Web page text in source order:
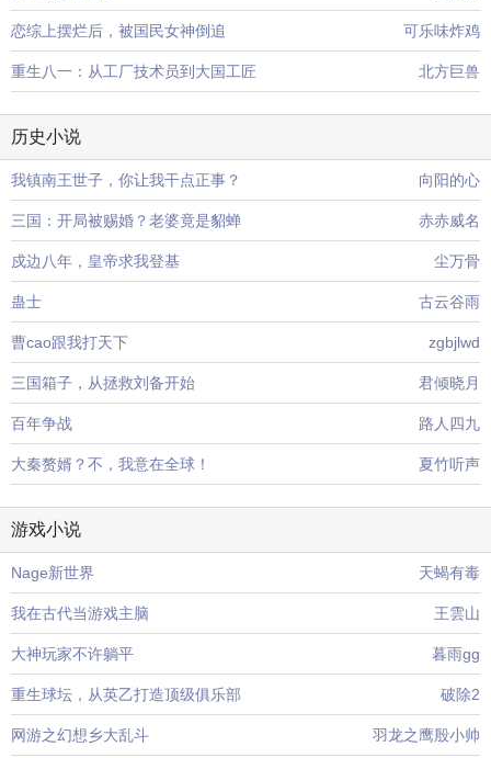
恋综上摆烂后，被国民女神倒追 可乐味炸鸡
重生八一：从工厂技术员到大国工匠 北方巨兽
历史小说
我镇南王世子，你让我干点正事？ 向阳的心
三国：开局被赐婚？老婆竟是貂蝉 赤赤威名
戍边八年，皇帝求我登基 尘万骨
蛊士 古云谷雨
曹cao跟我打天下 zgbjlwd
三国箱子，从拯救刘备开始 君倾晓月
百年争战 路人四九
大秦赘婿？不，我意在全球！ 夏竹听声
游戏小说
Nage新世界 天蝎有毒
我在古代当游戏主脑 王雲山
大神玩家不许躺平 暮雨gg
重生球坛，从英乙打造顶级俱乐部 破除2
网游之幻想乡大乱斗 羽龙之鹰殷小帅